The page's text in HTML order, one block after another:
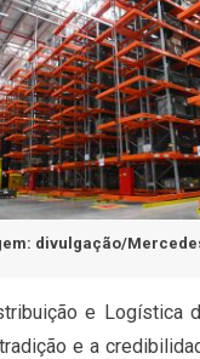
divulgação/
e
e a